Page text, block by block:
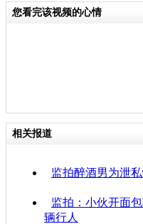
您看完该视频的心情
相关报道
监拍醉酒男为泄
监拍：小伙开面
辆行人